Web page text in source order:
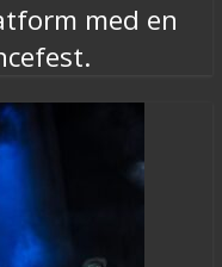
med en